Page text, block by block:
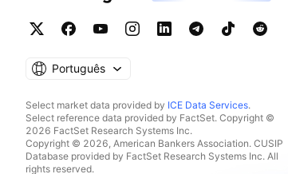
Português
Select market data provided by ICE Data Services.
Select reference data provided by FactSet. Copyright ©
2026 FactSet Research Systems Inc.
Copyright © 2026, American Bankers Association. CUSIP
Database provided by FactSet Research Systems Inc. All
rights reserved.